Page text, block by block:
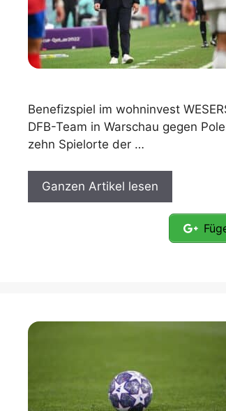
Benefizspiel im wohninvest
DFB-Team in Warschau gegen
zehn Spielorte der …
Ganzen Artikel lesen